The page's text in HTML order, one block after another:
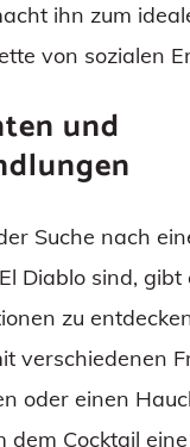
ihn zum
von sozialen
und
Suche nach
Diablo sind, gibt
zu
verschiedenen
oder einen
dem Cocktail